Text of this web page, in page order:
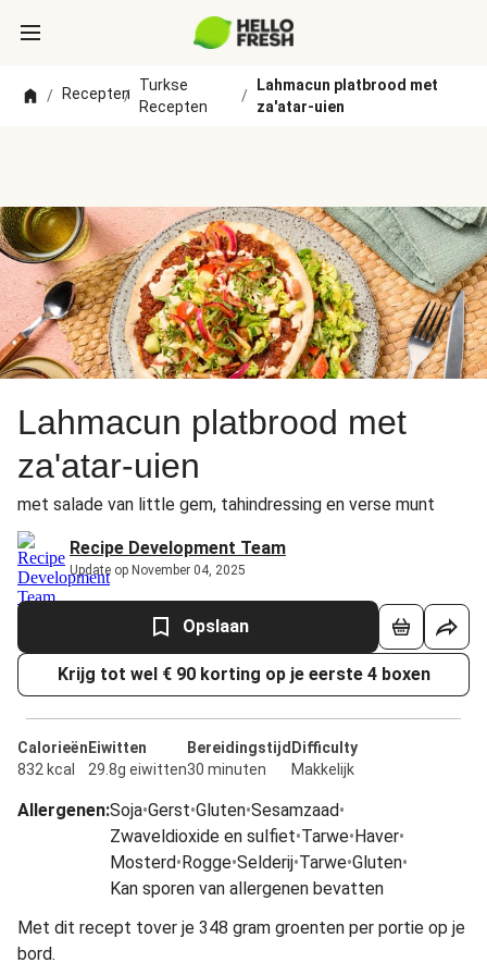
/ Recepten
/
Turkse
Recepten
/
Lahmacun platbrood met
za'atar-uien
Lahmacun platbrood met
za'atar-uien
met salade van little gem, tahindressing en verse munt
Recipe Development Team
Update op November 04, 2025
Opslaan
Krijg tot wel € 90 korting op je eerste 4 boxen
Calorieën
832 kcal
Eiwitten
29.8g eiwitten
Bereidingstijd
30 minuten
Difficulty
Makkelijk
Allergenen:Soja•Gerst•Gluten•Sesamzaad•
Zwaveldioxide en sulfiet•Tarwe•Haver•
Mosterd•Rogge•Selderij•Tarwe•Gluten•
Kan sporen van allergenen bevatten
Met dit recept tover je 348 gram groenten per portie op je
bord.